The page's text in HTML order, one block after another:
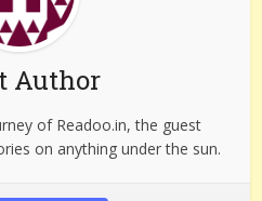
Author
of Readoo.in, the guest
on anything under the sun.